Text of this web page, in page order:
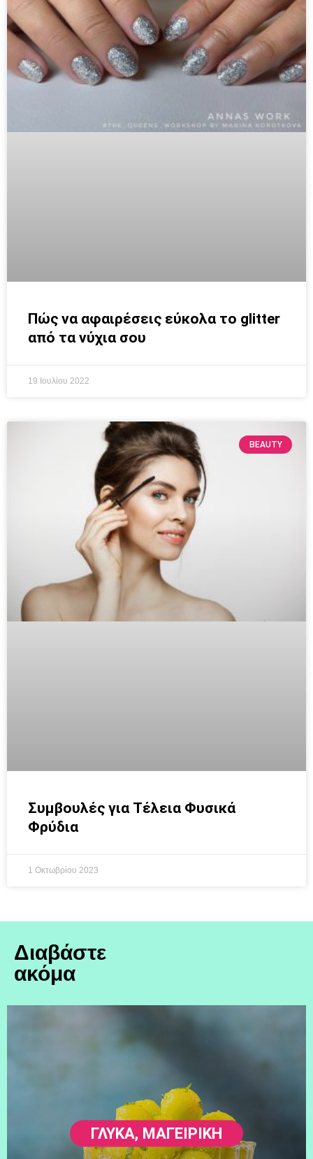
Πώς να αφαιρέσεις εύκολα το glitter
από τα νύχια σου
19 Ιουλίου 2022
BEAUTY
Συμβουλές για Τέλεια Φυσικά
Φρύδια
1 Οκτωβρίου 2023
Διαβάστε
ακόμα
ΓΛΥΚΆ, ΜΑΓΕΙΡΙΚΗ